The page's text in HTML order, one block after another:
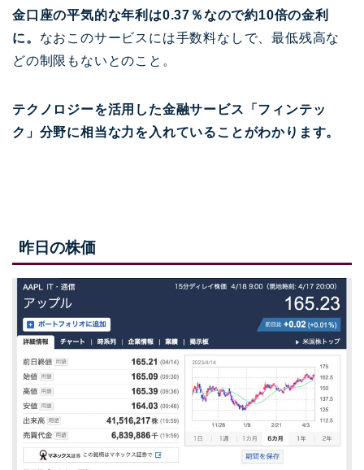
金口座の平気的な年利は0.37％なので約10倍の金利
に。 なおこのサービスには手数料なしで、最低残高な
どの制限もないとのこと。
テクノロジーを活用した金融サービス「フィンテッ
ク」分野に相当な力を入れていることがわかります。
昨日の株価